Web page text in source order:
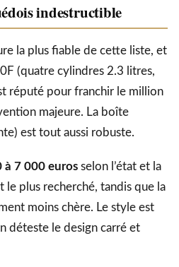
indestructible
la plus fiable de cette liste, et
(quatre cylindres 2.3 litres,
réputé pour franchir le million
majeure. La boîte
est tout aussi robuste.
à 7 000 euros selon l’état et la
le plus recherché, tandis que la
moins chère. Le style est
déteste le design carré et